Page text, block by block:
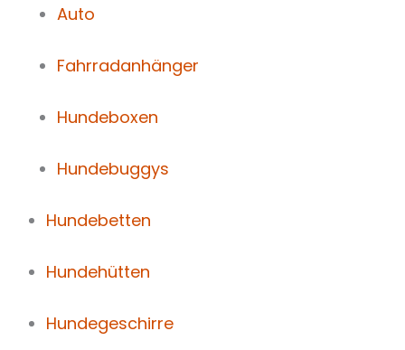
Auto
Fahrradanhänger
Hundeboxen
Hundebuggys
Hundebetten
Hundehütten
Hundegeschirre